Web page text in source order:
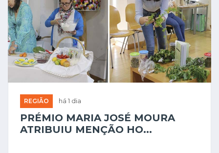
REGIÃO há 1 dia
PRÉMIO MARIA JOSÉ MOURA
ATRIBUIU MENÇÃO HO...